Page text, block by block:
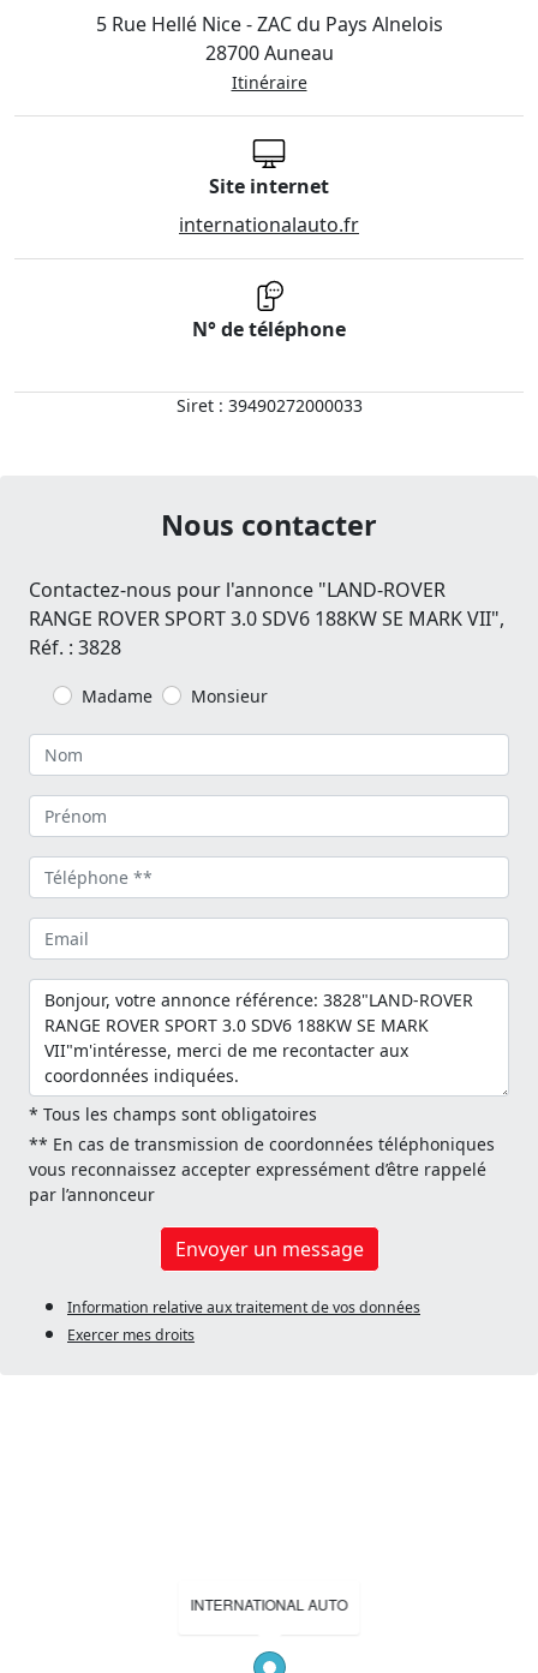
5 Rue Hellé Nice - ZAC du Pays Alnelois
28700 Auneau
Itinéraire
Site internet
internationalauto.fr
N° de téléphone
Siret : 39490272000033
Nous contacter
Contactez-nous pour l'annonce "LAND-ROVER
RANGE ROVER SPORT 3.0 SDV6 188KW SE MARK VII",
Réf. : 3828
Madame Monsieur
* Tous les champs sont obligatoires
** En cas de transmission de coordonnées téléphoniques
vous reconnaissez accepter expressément d’être rappelé
par l’annonceur
Envoyer un message
Information relative aux traitement de vos données
Exercer mes droits
INTERNATIONAL AUTO